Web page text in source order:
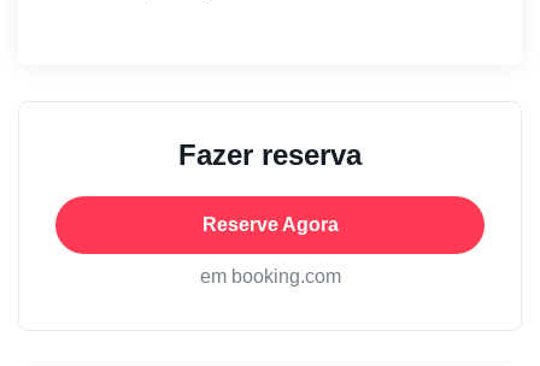
Fazer reserva
Reserve Agora
em booking.com